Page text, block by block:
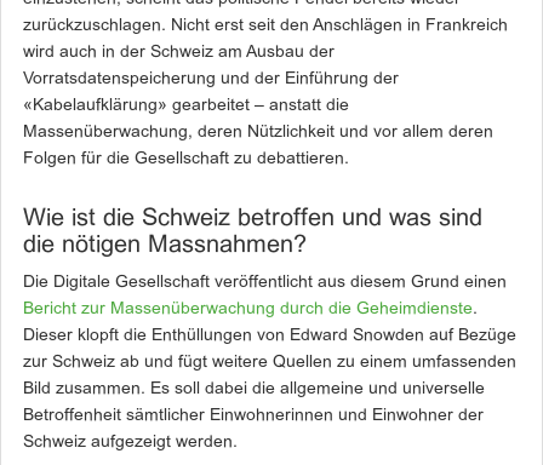
zurückzuschlagen. Nicht erst seit den Anschlägen in Frankreich
wird auch in der Schweiz am Ausbau der
Vorratsdatenspeicherung und der Einführung der
«Kabelaufklärung» gearbeitet – anstatt die
Massenüberwachung, deren Nützlichkeit und vor allem deren
Folgen für die Gesellschaft zu debattieren.
Wie ist die Schweiz betroffen und was sind
die nötigen Massnahmen?
Die Digitale Gesellschaft veröffentlicht aus diesem Grund einen
Bericht zur Massenüberwachung durch die Geheimdienste.
Dieser klopft die Enthüllungen von Edward Snowden auf Bezüge
zur Schweiz ab und fügt weitere Quellen zu einem umfassenden
Bild zusammen. Es soll dabei die allgemeine und universelle
Betroffenheit sämtlicher Einwohnerinnen und Einwohner der
Schweiz aufgezeigt werden.